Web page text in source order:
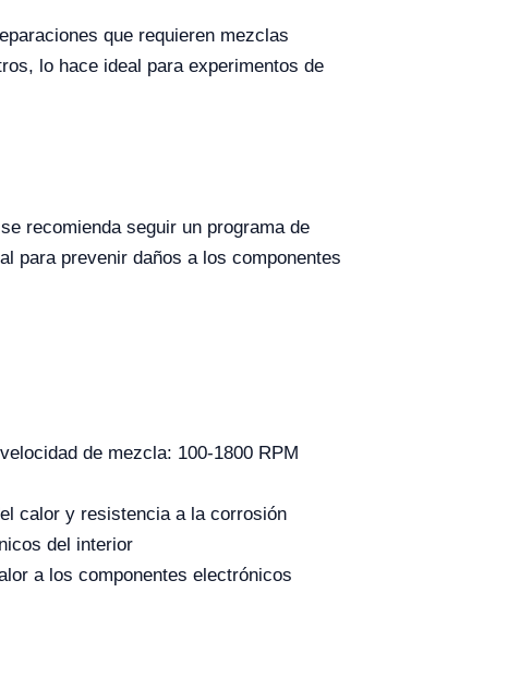
que requieren mezclas
lo hace ideal para experimentos de
recomienda seguir un programa de
para prevenir daños a los componentes
de mezcla: 100-1800 RPM
calor y resistencia a la corrosión
del interior
a los componentes electrónicos